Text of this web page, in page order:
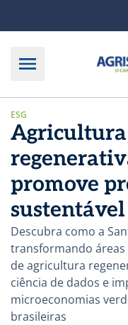
ESG
promove
Descubra como a
transformando
de agricultura
ciência de dados e
microeconomias
brasileiras